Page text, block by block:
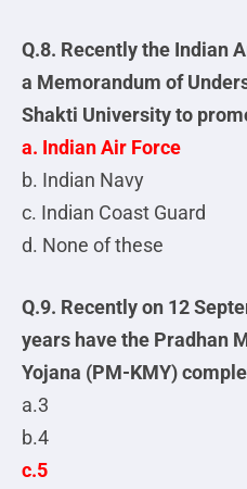
Q.8. Recently the Indian
a Memorandum of
Shakti University to
a. Indian Air Force
b. Indian Navy
c. Indian Coast Guard
d. None of these
Q.9. Recently on 12
years have the Pradhan
Yojana (PM-KMY)
a.3
b.4
c.5